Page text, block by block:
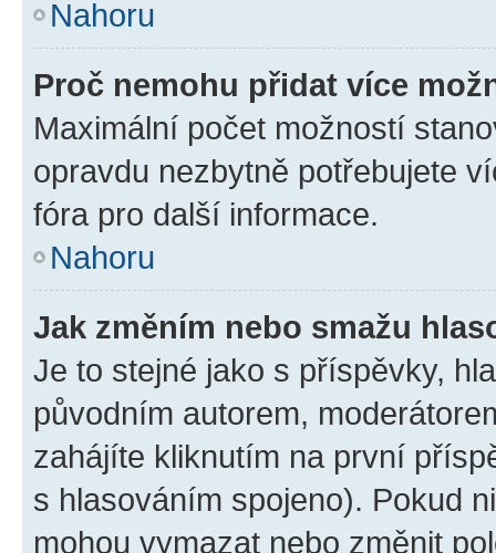
Nahoru
Proč nemohu přidat více
Maximální počet možností
opravdu nezbytně potřebujete
fóra pro další informace.
Nahoru
Jak změním nebo smažu
Je to stejné jako s příspěvky,
původním autorem,
zahájíte kliknutím na první
s hlasováním spojeno). Pokud
mohou vymazat nebo změnit